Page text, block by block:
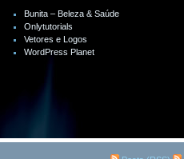
Bunita – Beleza & Saúde
Onlytutorials
Vetores e Logos
WordPress Planet